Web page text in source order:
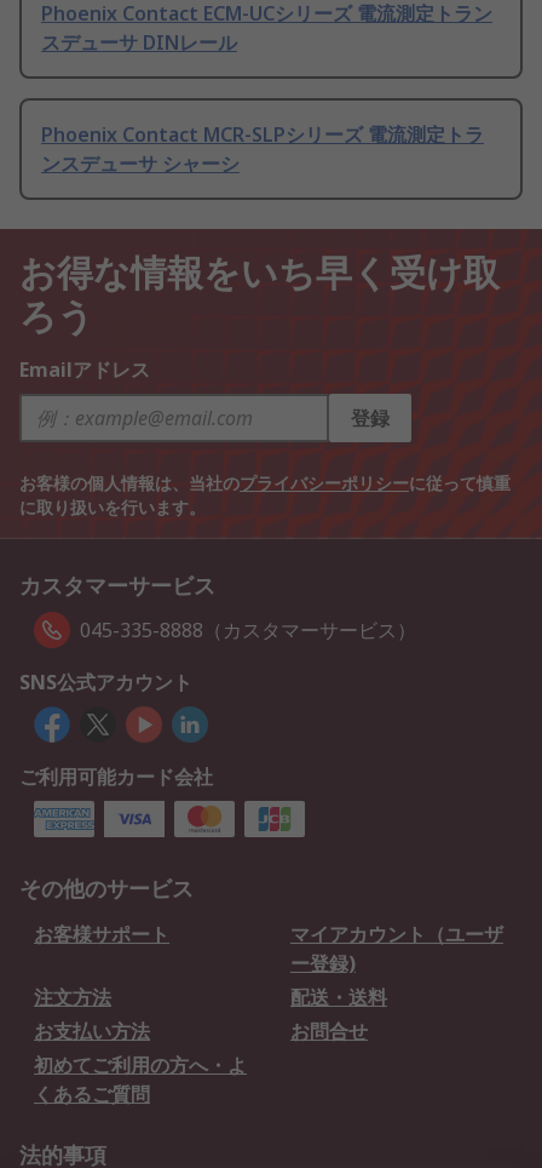
Phoenix Contact ECM-UCシリーズ 電流測定トラン
スデューサ DINレール
Phoenix Contact MCR-SLPシリーズ 電流測定トラ
ンスデューサ シャーシ
お得な情報をいち早く受け取
ろう
Emailアドレス
登録
お客様の個人情報は、当社のプライバシーポリシーに従って慎重
に取り扱いを行います。
カスタマーサービス
045-335-8888（カスタマーサービス）
SNS公式アカウント
ご利用可能カード会社
その他のサービス
お客様サポート
マイアカウント（ユーザ
ー登録)
注文方法
配送・送料
お支払い方法
お問合せ
初めてご利用の方へ・よ
くあるご質問
法的事項